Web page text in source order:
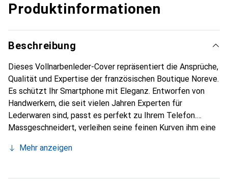
Produktinformationen
Beschreibung
Dieses Vollnarbenleder-Cover repräsentiert die Ansprüche,
Qualität und Expertise der französischen Boutique Noreve.
Es schützt Ihr Smartphone mit Eleganz. Entworfen von
Handwerkern, die seit vielen Jahren Experten für
Lederwaren sind, passt es perfekt zu Ihrem Telefon.
Massgeschneidert, verleihen seine feinen Kurven ihm eine
unverzichtbaren Accessoire Ihres Smartphones.
die Marke Noreve eine sichere Wahl für eine
Mehr anzeigen